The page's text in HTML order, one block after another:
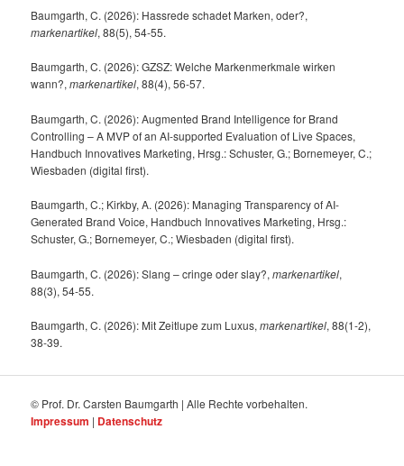
Baumgarth, C. (2026): Hassrede schadet Marken, oder?,
markenartikel, 88(5), 54-55.
Baumgarth, C. (2026): GZSZ: Welche Markenmerkmale wirken
wann?,markenartikel, 88(4), 56-57.
Baumgarth, C. (2026): Augmented Brand Intelligence for Brand
Controlling – A MVP of an AI-supported Evaluation of Live Spaces,
Handbuch Innovatives Marketing, Hrsg.: Schuster, G.; Bornemeyer, C.;
Wiesbaden (digital first).
Baumgarth, C.; Kirkby, A. (2026): Managing Transparency of AI-
Generated Brand Voice, Handbuch Innovatives Marketing, Hrsg.:
Schuster, G.; Bornemeyer, C.; Wiesbaden (digital first).
Baumgarth, C. (2026): Slang – cringe oder slay?,markenartikel,
88(3), 54-55.
Baumgarth, C. (2026): Mit Zeitlupe zum Luxus,markenartikel, 88(1-2),
38-39.
© Prof. Dr. Carsten Baumgarth | Alle Rechte vorbehalten.
Impressum | Datenschutz